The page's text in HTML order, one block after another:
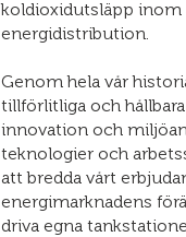
koldioxidutsläpp inom
energidistribution.
Genom hela vår
tillförlitliga och
innovation och
teknologier och
att bredda vårt
energimarknadens
driva egna